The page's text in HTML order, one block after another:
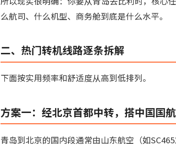
么航司、什么机型、商务舱到底是什么水平。
二、热门转机线路逐条拆解
下面按实用频率和舒适度从高到低排列。
方案一：经北京首都中转，搭中国国
青岛到北京的国内段通常由山东航空（如